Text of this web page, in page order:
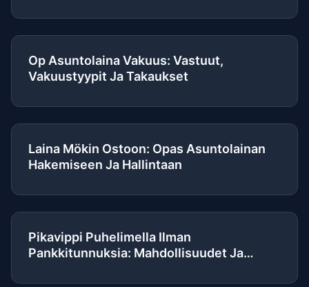
Op Asuntolaina Vakuus: Vastuut,
Vakuustyypit Ja Takaukset
Laina Mökin Ostoon: Opas Asuntolainan
Hakemiseen Ja Hallintaan
Pikavippi Puhelimella Ilman
Pankkitunnuksia: Mahdollisuudet Ja